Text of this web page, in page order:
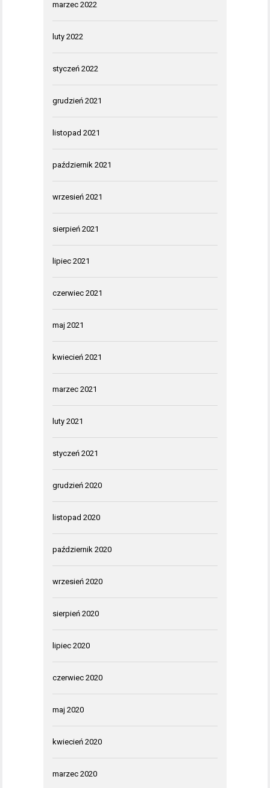
marzec 2022
luty 2022
styczeń 2022
grudzień 2021
listopad 2021
październik 2021
wrzesień 2021
sierpień 2021
lipiec 2021
czerwiec 2021
maj 2021
kwiecień 2021
marzec 2021
luty 2021
styczeń 2021
grudzień 2020
listopad 2020
październik 2020
wrzesień 2020
sierpień 2020
lipiec 2020
czerwiec 2020
maj 2020
kwiecień 2020
marzec 2020